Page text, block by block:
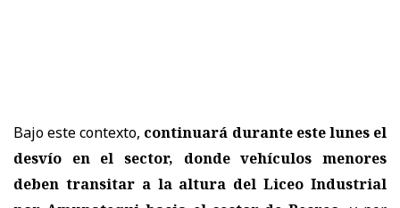
Bajo este contexto, continuará durante este lunes el
desvío en el sector, donde vehículos menores
deben transitar a la altura del Liceo Industrial